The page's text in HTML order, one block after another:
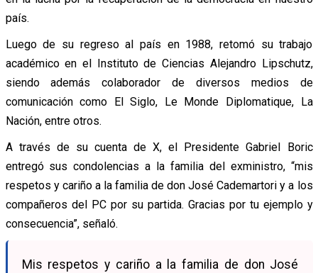
país.
Luego de su regreso al país en 1988, retomó su trabajo
académico en el Instituto de Ciencias Alejandro Lipschutz,
siendo además colaborador de diversos medios de
comunicación como El Siglo, Le Monde Diplomatique, La
Nación, entre otros.
A través de su cuenta de X, el Presidente Gabriel Boric
entregó sus condolencias a la familia del exministro, “mis
respetos y cariño a la familia de don José Cademartori y a los
compañeros del PC por su partida. Gracias por tu ejemplo y
consecuencia”, señaló.
Mis respetos y cariño a la familia de don José